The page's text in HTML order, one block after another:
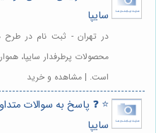
سایپا
در تهران - ثبت نام در
محصولات پرطرفدار سایپا،
است. | مشاهده و خرید
⭐️ ❓ پاسخ به سوالات
سایپا